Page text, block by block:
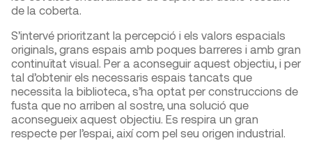
de la coberta.
S’intervé prioritzant la percepció i els valors espacials
originals, grans espais amb poques barreres i amb gran
continuïtat visual. Per a aconseguir aquest objectiu, i per
tal d’obtenir els necessaris espais tancats que
necessita la biblioteca, s’ha optat per construccions de
fusta que no arriben al sostre, una solució que
aconsegueix aquest objectiu. Es respira un gran
respecte per l’espai, així com pel seu origen industrial.